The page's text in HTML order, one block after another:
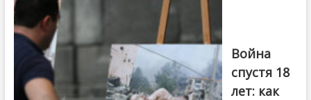
Первый канал
Война
спустя 18
лет: как